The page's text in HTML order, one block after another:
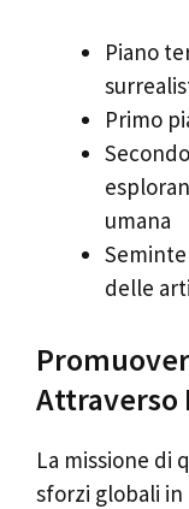
Piano
Primo
umana
delle
Attraverso
La missione di
sforzi globali